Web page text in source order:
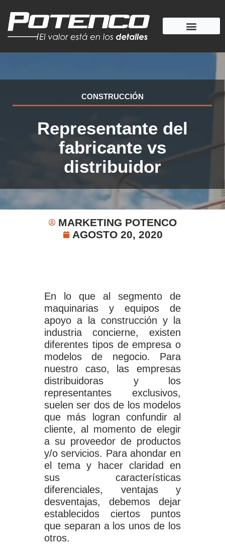
contenido
CONSTRUCCIÓN
Representante del
fabricante vs
distribuidor
MARKETING POTENCO
AGOSTO 20, 2020
En lo que al segmento de
maquinarias y equipos de
apoyo a la construcción y la
industria concierne, existen
diferentes tipos de empresa o
modelos de negocio. Para
nuestro caso, las empresas
distribuidoras y los
representantes exclusivos,
suelen ser dos de los modelos
que más logran confundir al
cliente, al momento de elegir
a su proveedor de productos
y/o servicios. Para ahondar en
el tema y hacer claridad en
sus características
diferenciales, ventajas y
desventajas, debemos dejar
establecidos ciertos puntos
que separan a los unos de los
otros.